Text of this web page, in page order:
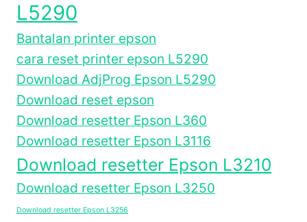
L5290
Bantalan printer epson
cara reset printer epson L5290
Download AdjProg Epson L5290
Download reset epson
Download resetter Epson L360
Download resetter Epson L3116
Download resetter Epson L3210
Download resetter Epson L3250
Download resetter Epson L3256